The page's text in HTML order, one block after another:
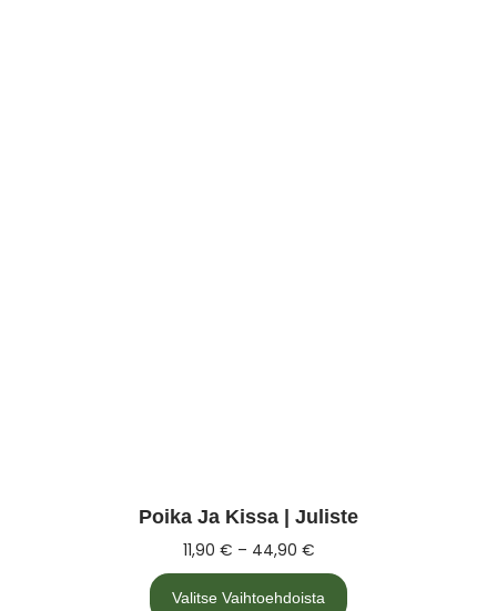
Poika Ja Kissa | Juliste
11,90 € – 44,90 €
Valitse Vaihtoehdoista